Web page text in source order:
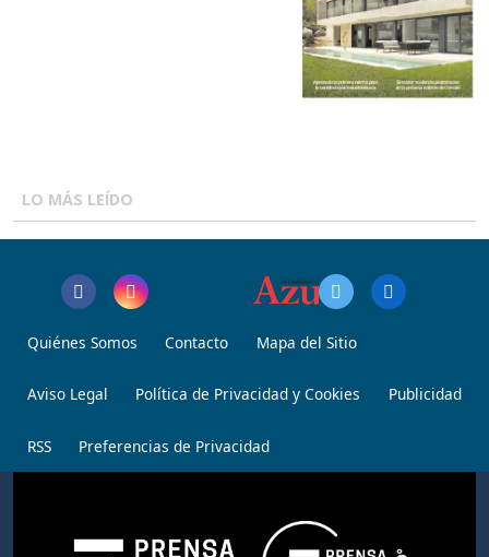
LO MÁS LEÍDO
Quiénes Somos Contacto Mapa del Sitio
Aviso Legal Política de Privacidad y Cookies Publicidad
RSS Preferencias de Privacidad